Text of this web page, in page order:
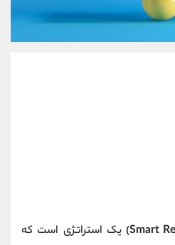
یک استراتژی است که
شروع گفتگو
@Armteam_admin_por
021-22021030